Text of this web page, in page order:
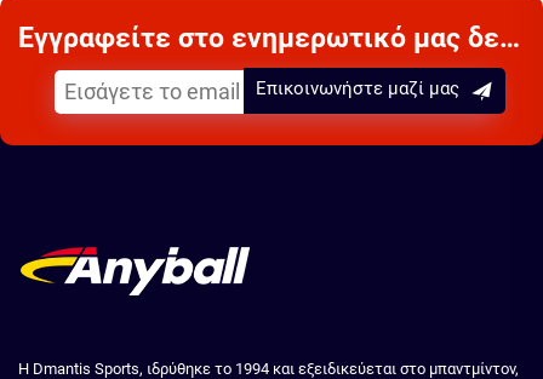
Εγγραφείτε στο ενημερωτικό μας δελτίο
Επικοινωνήστε μαζί μας
Η Dmantis Sports, ιδρύθηκε το 1994 και εξειδικεύεται στο μπαντμίντον,